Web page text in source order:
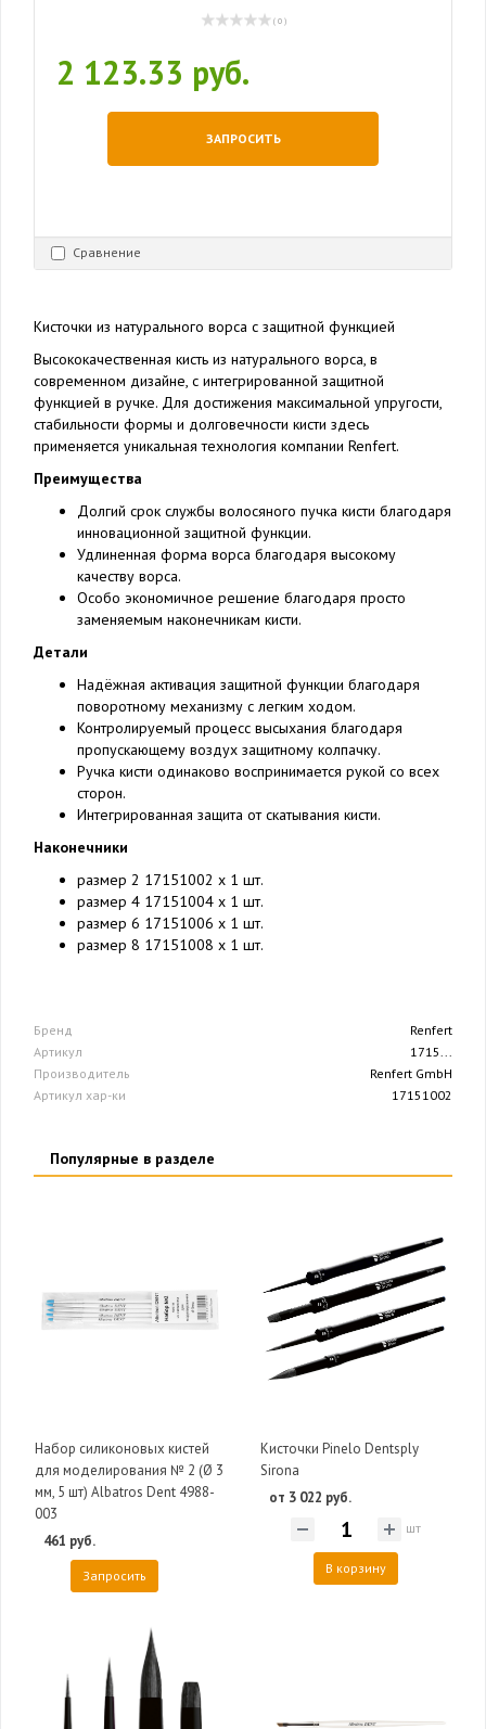
( 0 )
2 123.33 руб.
ЗАПРОСИТЬ
Сравнение
Кисточки из натурального ворса с защитной функцией
Высококачественная кисть из натурального ворса, в
современном дизайне, с интегрированной защитной
функцией в ручке. Для достижения максимальной упругости,
стабильности формы и долговечности кисти здесь
применяется уникальная технология компании Renfert.
Преимущества
Долгий срок службы волосяного пучка кисти благодаря
инновационной защитной функции.
Удлиненная форма ворса благодаря высокому
качеству ворса.
Особо экономичное решение благодаря просто
заменяемым наконечникам кисти.
Детали
Надёжная активация защитной функции благодаря
поворотному механизму с легким ходом.
Контролируемый процесс высыхания благодаря
пропускающему воздух защитному колпачку.
Ручка кисти одинаково воспринимается рукой со всех
сторон.
Интегрированная защита от скатывания кисти.
Наконечники
размер 2 17151002 x 1 шт.
размер 4 17151004 x 1 шт.
размер 6 17151006 x 1 шт.
размер 8 17151008 x 1 шт.
Бренд
Renfert
Артикул
1715...
Производитель
Renfert GmbH
Артикул хар-ки
17151002
Популярные в разделе
Набор силиконовых кистей
для моделирования № 2 (Ø 3
мм, 5 шт) Albatros Dent 4988-
003
461 руб.
Запросить
Кисточки Pinelo Dentsply
Sirona
от 3 022 руб.
шт
В корзину